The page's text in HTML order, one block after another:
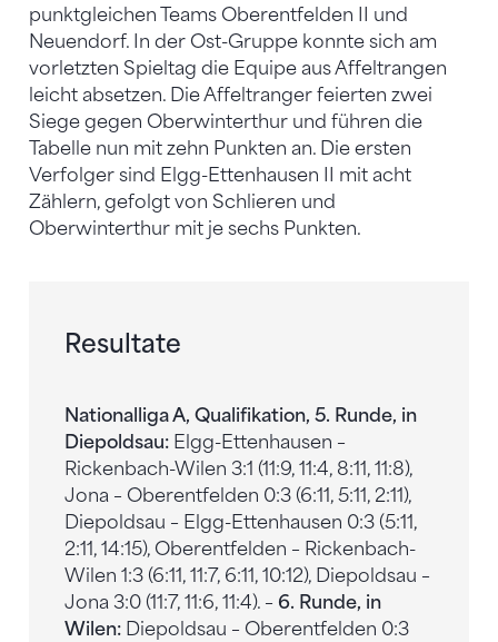
punktgleichen Teams Oberentfelden II und
Neuendorf. In der Ost-Gruppe konnte sich am
vorletzten Spieltag die Equipe aus Affeltrangen
leicht absetzen. Die Affeltranger feierten zwei
Siege gegen Oberwinterthur und führen die
Tabelle nun mit zehn Punkten an. Die ersten
Verfolger sind Elgg-Ettenhausen II mit acht
Zählern, gefolgt von Schlieren und
Oberwinterthur mit je sechs Punkten.
Resultate
Nationalliga A, Qualifikation, 5. Runde, in
Diepoldsau: Elgg-Ettenhausen –
Rickenbach-Wilen 3:1 (11:9, 11:4, 8:11, 11:8),
Jona – Oberentfelden 0:3 (6:11, 5:11, 2:11),
Diepoldsau – Elgg-Ettenhausen 0:3 (5:11,
2:11, 14:15), Oberentfelden – Rickenbach-
Wilen 1:3 (6:11, 11:7, 6:11, 10:12), Diepoldsau –
Jona 3:0 (11:7, 11:6, 11:4). – 6. Runde, in
Wilen: Diepoldsau – Oberentfelden 0:3